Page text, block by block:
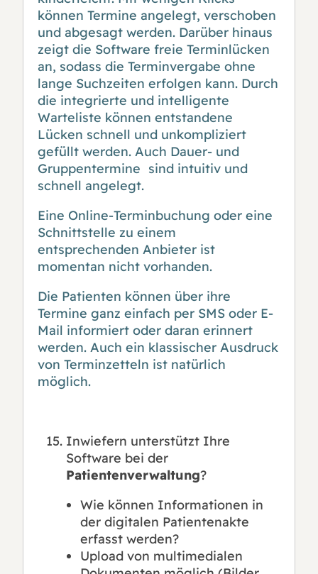
können Termine angelegt, verschoben
und abgesagt werden. Darüber hinaus
zeigt die Software freie Terminlücken
an, sodass die Terminvergabe ohne
lange Suchzeiten erfolgen kann. Durch
die integrierte und intelligente
Warteliste können entstandene
Lücken schnell und unkompliziert
gefüllt werden. Auch Dauer- und
Gruppentermine sind intuitiv und
schnell angelegt.
Eine Online-Terminbuchung oder eine
Schnittstelle zu einem
entsprechenden Anbieter ist
momentan nicht vorhanden.
Die Patienten können über ihre
Termine ganz einfach per SMS oder E-
Mail informiert oder daran erinnert
werden. Auch ein klassischer Ausdruck
von Terminzetteln ist natürlich
möglich.
Inwiefern unterstützt Ihre
Software bei der
Patientenverwaltung?
Wie können Informationen in
der digitalen Patientenakte
erfasst werden?
Upload von multimedialen